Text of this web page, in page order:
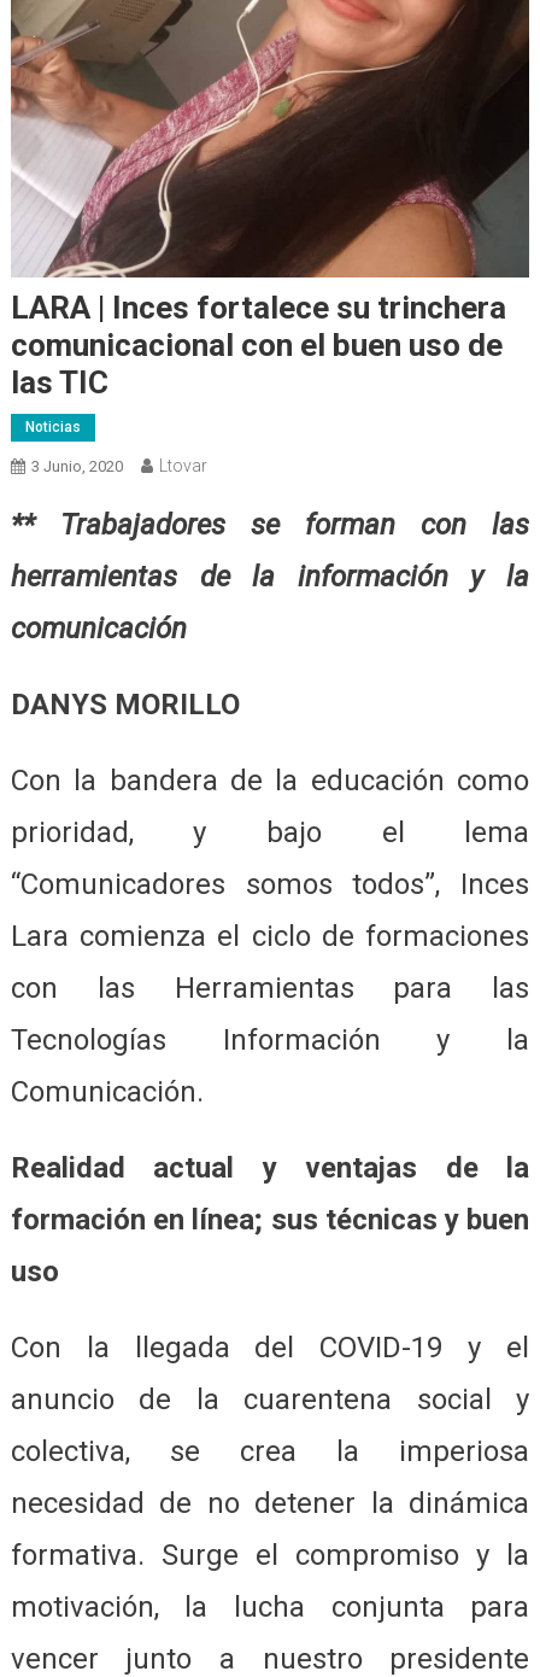
LARA | Inces fortalece su trinchera
comunicacional con el buen uso de
las TIC
Noticias
3 Junio, 2020 Ltovar
** Trabajadores se forman con las
herramientas de la información y la
comunicación
DANYS MORILLO
Con la bandera de la educación como
prioridad, y bajo el lema
“Comunicadores somos todos”, Inces
Lara comienza el ciclo de formaciones
con las Herramientas para las
Tecnologías Información y la
Comunicación.
Realidad actual y ventajas de la
formación en línea; sus técnicas y buen
uso
Con la llegada del COVID-19 y el
anuncio de la cuarentena social y
colectiva, se crea la imperiosa
necesidad de no detener la dinámica
formativa. Surge el compromiso y la
motivación, la lucha conjunta para
vencer junto a nuestro presidente